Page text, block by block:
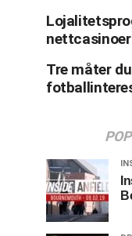
nettcasinoer
Tre måter